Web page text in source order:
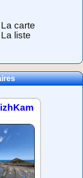
carte
liste